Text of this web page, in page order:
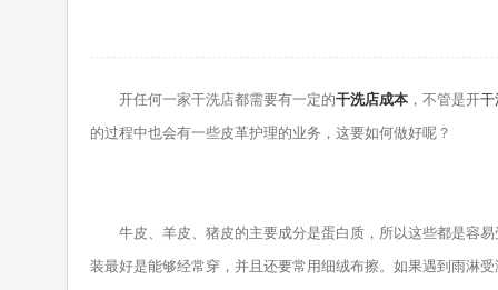
开任何一家干洗店都需要有一定的干洗店成本，不管是开干
的过程中也会有一些皮革护理的业务，这要如何做好呢？
牛皮、羊皮、猪皮的主要成分是蛋白质，所以这些都是容易
装最好是能够经常穿，并且还要常用细绒布擦。如果遇到雨淋